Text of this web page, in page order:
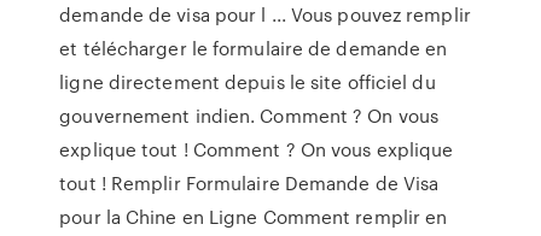
demande de visa pour l ... Vous pouvez remplir
et télécharger le formulaire de demande en
ligne directement depuis le site officiel du
gouvernement indien. Comment ? On vous
explique tout ! Comment ? On vous explique
tout ! Remplir Formulaire Demande de Visa
pour la Chine en Ligne Comment remplir en